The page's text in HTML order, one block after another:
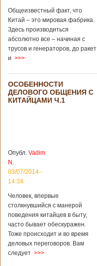
обнаружить
крупнейший рудник
по добыче бирюзы
на территории
Уйгурского
автономного
Китая. Об этом
сообщает
агентство Синьхуа,
реликвий. Площадь
участка, на
котором добывали
бирюзу, составляет
квадратных
километров.
Сообщается, что
рудник состоит из
функциональных
Подробнее...
Опубликовано
Общеизвестный факт, что
Китай – это мировая фабрика.
Здесь производиться
абсолютно все – начиная с
трусов и генераторов, до ракет
и >>>
ОСОБЕННОСТИ
ДЕЛОВОГО ОБЩЕНИЯ С
КИТАЙЦАМИ Ч.1
Опубл. Vadim
N.
03/07/2014 -
14:34
Человек, впервые
столкнувшийся с манерой
поведения китайцев в быту,
часто бывает обескуражен.
Тоже происходит и во время
деловых переговоров. Вам
следует >>>